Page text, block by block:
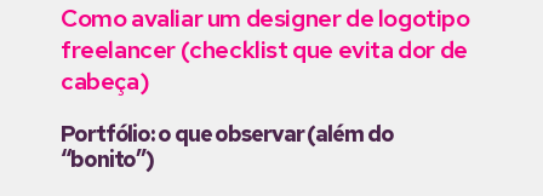
Como avaliar um designer de logotipo
freelancer (checklist que evita dor de
cabeça)
Portfólio: o que observar (além do
“bonito”)